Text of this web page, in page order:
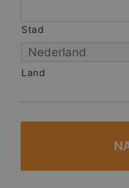
Stad
Land